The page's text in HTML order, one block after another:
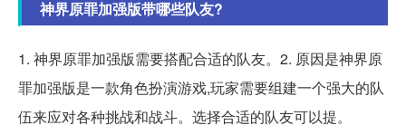
神界原罪加强版带哪些队友?
1. 神界原罪加强版需要搭配合适的队友。2. 原因是神界原
罪加强版是一款角色扮演游戏,玩家需要组建一个强大的队
伍来应对各种挑战和战斗。选择合适的队友可以提。